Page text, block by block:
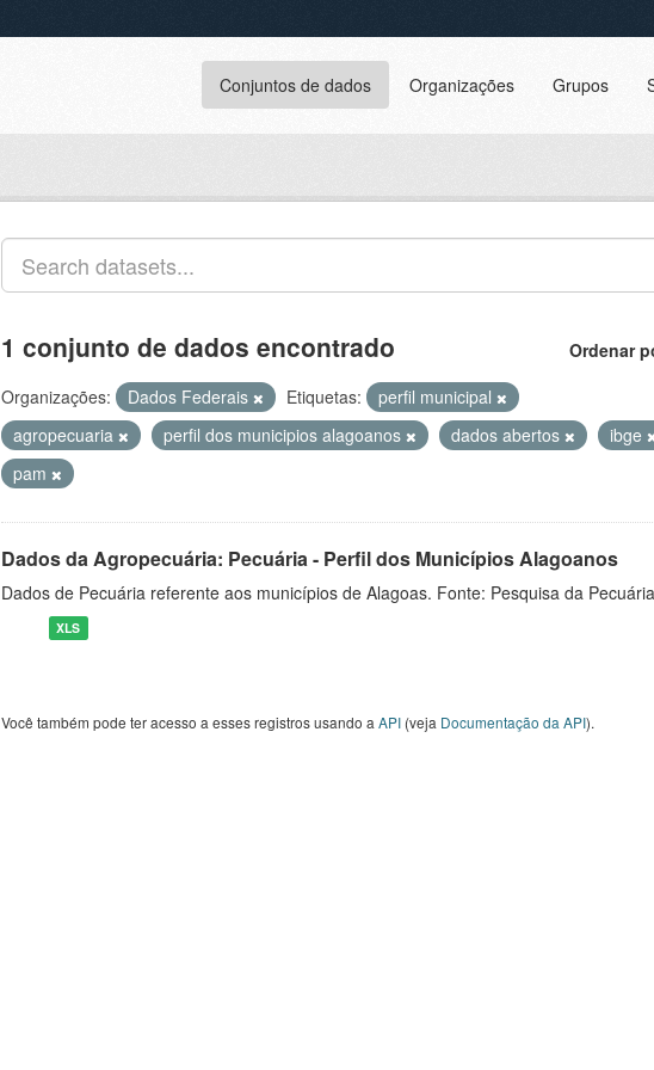
Conjuntos de dados Organizações Grupos
Ordenar
1 conjunto de dados encontrado
Organizações: Dados Federais Etiquetas:
perfil municipal
agropecuaria
perfil dos municipios alagoanos dados abertos ibge
pam
Dados da Agropecuária: Pecuária - Perfil dos Municípios Alagoanos
Dados de Pecuária referente aos municípios de Alagoas. Fonte: Pesquisa da
XLS
Você também pode ter acesso a esses registros usando a API (veja Documentação da API).